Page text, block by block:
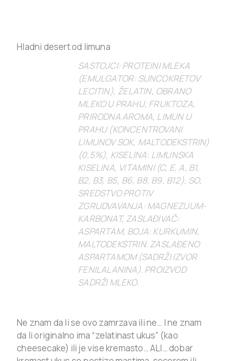
Hladni desert od limuna
SASTOJCI: PROTEINI MLEKA
(EMULGATOR: SUNCOKRETOV
LECITIN), ŽELATIN, OBRANO
MLEKO U PRAHU, FRUKTOZA,
PRIRODNA AROMA, LIMUN U
PRAHU (KONCENTROVANI
LIMUNOV SOK, MALTODEKSTRIN)
(0,5%), KISELINA: LIMUNSKA
KISELINA, VITAMINI (C, E, A, B1,
B2, B3, B5, B6, B8, B9, B12), SO,
SREDSTVO PROTIV
ZGRUDVAVANJA: MAGNEZIJUM-
KARBONAT, ZASLAĐIVAČ:
ASPARTAM, BOJA: KURKUMIN,
MALTODEKSTRIN. ZASLAĐENO
ASPARTAMOM (SADRŽI IZVOR
FENILALANINA). PROIZVOD
SADRŽI MLEKO.
Ne znam da li se ovo zamrzava ili ne… I ne znam
da li originalno ima “zelatinast ukus” (kao
cheesecake) ili je vise kremasto… ALI… dobar